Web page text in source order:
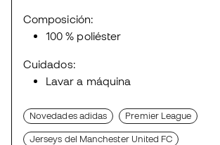
Composición:
100 % poliéster
Cuidados:
Lavar a máquina
Novedades adidas Premier League
Jerseys del Manchester United FC